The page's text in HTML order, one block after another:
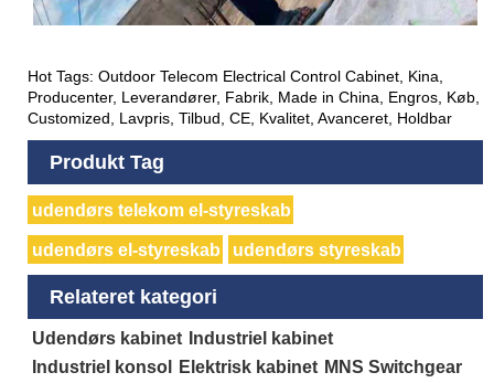
Hot Tags: Outdoor Telecom Electrical Control Cabinet, Kina,
Producenter, Leverandører, Fabrik, Made in China, Engros, Køb,
Customized, Lavpris, Tilbud, CE, Kvalitet, Avanceret, Holdbar
Produkt Tag
udendørs telekom el-styreskab
udendørs el-styreskab udendørs styreskab
Relateret kategori
Udendørs kabinet
Industriel kabinet
Industriel konsol
Elektrisk kabinet MNS Switchgear